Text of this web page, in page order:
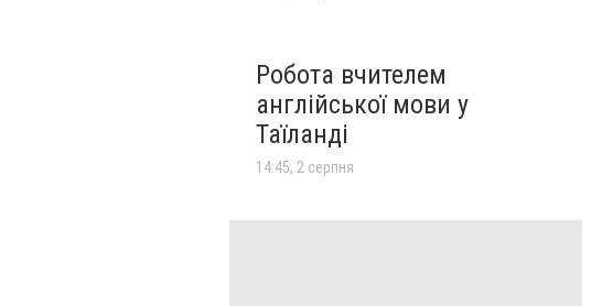
Робота вчителем
англійської мови у
Таїланді
14:45, 2 серпня